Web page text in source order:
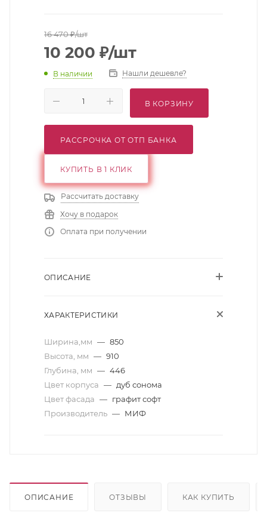
16 470₽/шт
10 200 ₽/шт
В наличии Нашли дешевле?
В КОРЗИНУ
РАССРОЧКА ОТ ОТП БАНКА
КУПИТЬ В 1 КЛИК
Рассчитать доставку
Хочу в подарок
Оплата при получении
ОПИСАНИЕ
ХАРАКТЕРИСТИКИ
Ширина,мм — 850
Высота, мм — 910
Глубина, мм — 446
Цвет корпуса — дуб сонома
Цвет фасада — графит софт
Производитель — МИФ
ОПИСАНИЕ ОТЗЫВЫ КАК КУПИТЬ